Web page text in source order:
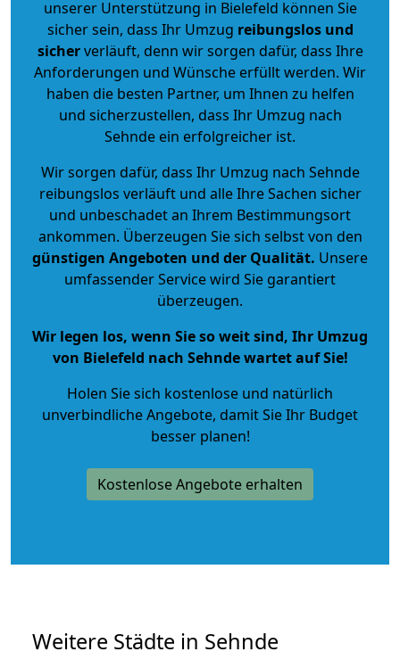
unserer Unterstützung in Bielefeld können Sie
sicher sein, dass Ihr Umzug reibungslos und
sicherverläuft, denn wir sorgen dafür, dass Ihre
Anforderungen und Wünsche erfüllt werden. Wir
haben die besten Partner, um Ihnen zu helfen
und sicherzustellen, dass Ihr Umzug nach
Sehnde ein erfolgreicher ist.
Wir sorgen dafür, dass Ihr Umzug nach Sehnde
reibungslos verläuft und alle Ihre Sachen sicher
und unbeschadet an Ihrem Bestimmungsort
ankommen. Überzeugen Sie sich selbst von den
günstigen Angeboten und der Qualität. Unsere
umfassender Service wird Sie garantiert
überzeugen.
Wir legen los, wenn Sie so weit sind, Ihr Umzug
von Bielefeld nach Sehnde wartet auf Sie!
Holen Sie sich kostenlose und natürlich
unverbindliche Angebote, damit Sie Ihr Budget
besser planen!
Kostenlose Angebote erhalten
Weitere Städte in Sehnde